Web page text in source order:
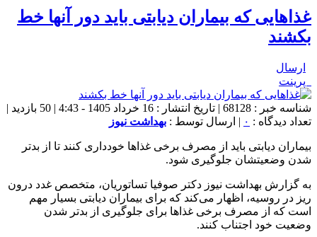
غذا‌هایی که بیماران دیابتی باید دور آنها خط
بکشند
ارسال
پرینت
شناسه خبر : 68128 | تاریخ انتشار : 16 خرداد 1405 - 4:43 | 50 بازدید |
تعداد دیدگاه : ۰ | ارسال توسط : بهداشت نیوز
بیماران دیابتی باید از مصرف برخی غذا‌ها خودداری کنند تا از بدتر
شدن وضعیتشان جلوگیری شود.
به گزارش بهداشت نیوز دکتر صوفیا تساتوریان، متخصص غدد درون
ریز در روسیه، اظهار می‌کند که برای بیماران دیابتی بسیار مهم
است که از مصرف برخی غذا‌ها برای جلوگیری از بدتر شدن
وضعیت خود اجتناب کنند.